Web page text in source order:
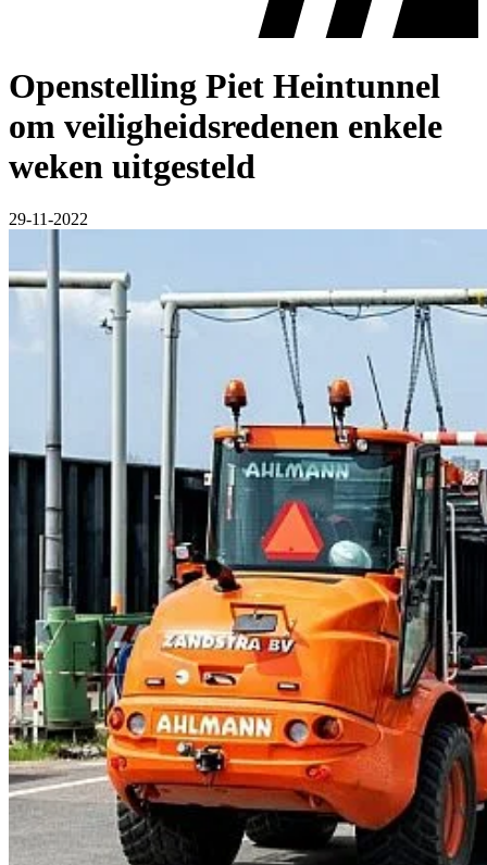
Openstelling Piet Heintunnel
om veiligheidsredenen enkele
weken uitgesteld
29-11-2022